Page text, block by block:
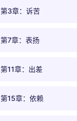
第3章：诉苦
第7章：表扬
第11章：出差
第15章：依赖